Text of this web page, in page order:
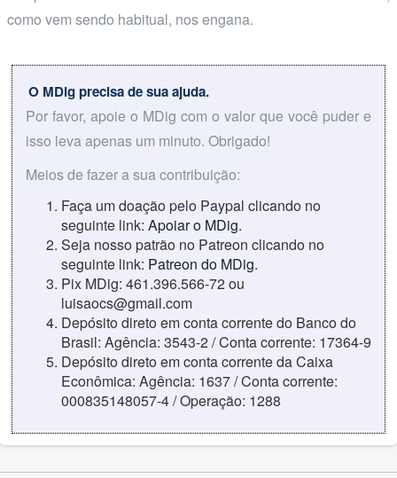
como vem sendo habitual, nos engana.
O MDig precisa de sua ajuda.
Por favor, apoie o MDig com o valor que você puder e
isso leva apenas um minuto. Obrigado!
Meios de fazer a sua contribuição:
Faça um doação pelo Paypal clicando no
seguinte link: Apoiar o MDig.
Seja nosso patrão no Patreon clicando no
seguinte link: Patreon do MDig.
Pix MDig: 461.396.566-72 ou
luisaocs@gmail.com
Depósito direto em conta corrente do Banco do
Brasil: Agência: 3543-2 / Conta corrente: 17364-9
Depósito direto em conta corrente da Caixa
Econômica: Agência: 1637 / Conta corrente:
000835148057-4 / Operação: 1288